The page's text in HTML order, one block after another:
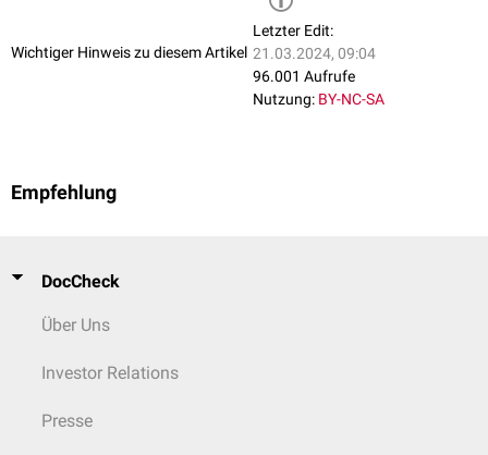
Wichtiger Hinweis zu diesem Artikel
Letzter Edit:
21.03.2024, 09:04
96.001 Aufrufe
Nutzung: BY-NC-SA
Empfehlung
DocCheck
Über Uns
Investor Relations
Presse